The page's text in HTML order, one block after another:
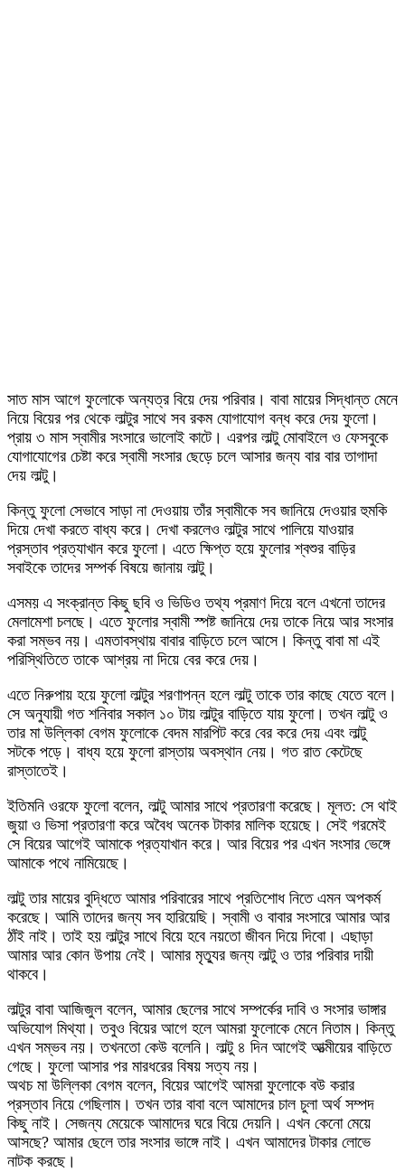
সাত মাস আগে ফুলোকে অন্যত্র বিয়ে দেয় পরিবার। বাবা মায়ের সিদ্ধান্ত মেনে
নিয়ে বিয়ের পর থেকে লাল্টুর সাথে সব রকম যোগাযোগ বন্ধ করে দেয় ফুলো।
প্রায় ৩ মাস স্বামীর সংসারে ভালোই কাটে। এরপর লাল্টু মোবাইলে ও ফেসবুকে
যোগাযোগের চেষ্টা করে স্বামী সংসার ছেড়ে চলে আসার জন্য বার বার তাগাদা
দেয় লাল্টু।
কিন্তু ফুলো সেভাবে সাড়া না দেওয়ায় তাঁর স্বামীকে সব জানিয়ে দেওয়ার হুমকি
দিয়ে দেখা করতে বাধ্য করে। দেখা করলেও লাল্টুর সাথে পালিয়ে যাওয়ার
প্রস্তাব প্রত্যাখান করে ফুলো। এতে ক্ষিপ্ত হয়ে ফুলোর শ্বশুর বাড়ির
সবাইকে তাদের সম্পর্ক বিষয়ে জানায় লাল্টু।
এসময় এ সংক্রান্ত কিছু ছবি ও ভিডিও তথ্য প্রমাণ দিয়ে বলে এখনো তাদের
মেলামেশা চলছে। এতে ফুলোর স্বামী স্পষ্ট জানিয়ে দেয় তাকে নিয়ে আর সংসার
করা সম্ভব নয়। এমতাবস্থায় বাবার বাড়িতে চলে আসে। কিন্তু বাবা মা এই
পরিস্থিতিতে তাকে আশ্রয় না দিয়ে বের করে দেয়।
এতে নিরুপায় হয়ে ফুলো লাল্টুর শরণাপন্ন হলে লাল্টু তাকে তার কাছে যেতে বলে।
সে অনুযায়ী গত শনিবার সকাল ১০ টায় লাল্টুর বাড়িতে যায় ফুলো। তখন লাল্টু ও
তার মা উল্লিকা বেগম ফুলোকে বেদম মারপিট করে বের করে দেয় এবং লাল্টু
সটকে পড়ে। বাধ্য হয়ে ফুলো রাস্তায় অবস্থান নেয়। গত রাত কেটেছে
রাস্তাতেই।
ইতিমনি ওরফে ফুলো বলেন, লাল্টু আমার সাথে প্রতারণা করেছে। মূলত: সে থাই
জুয়া ও ভিসা প্রতারণা করে অবৈধ অনেক টাকার মালিক হয়েছে। সেই গরমেই
সে বিয়ের আগেই আমাকে প্রত্যাখান করে। আর বিয়ের পর এখন সংসার ভেঙ্গে
আমাকে পথে নামিয়েছে।
লাল্টু তার মায়ের বুদ্ধিতে আমার পরিবারের সাথে প্রতিশোধ নিতে এমন অপকর্ম
করেছে। আমি তাদের জন্য সব হারিয়েছি। স্বামী ও বাবার সংসারে আমার আর
ঠাঁই নাই। তাই হয় লাল্টুর সাথে বিয়ে হবে নয়তো জীবন দিয়ে দিবো। এছাড়া
আমার আর কোন উপায় নেই। আমার মৃত্যুর জন্য লাল্টু ও তার পরিবার দায়ী
থাকবে।
লাল্টুর বাবা আজিজুল বলেন, আমার ছেলের সাথে সম্পর্কের দাবি ও সংসার ভাঙ্গার
অভিযোগ মিথ্যা। তবুও বিয়ের আগে হলে আমরা ফুলোকে মেনে নিতাম। কিন্তু
এখন সম্ভব নয়। তখনতো কেউ বলেনি। লাল্টু ৪ দিন আগেই আত্মীয়ের বাড়িতে
গেছে। ফুলো আসার পর মারধরের বিষয় সত্য নয়।
অথচ মা উল্লিকা বেগম বলেন, বিয়ের আগেই আমরা ফুলোকে বউ করার
প্রস্তাব নিয়ে গেছিলাম। তখন তার বাবা বলে আমাদের চাল চুলা অর্থ সম্পদ
কিছু নাই। সেজন্য মেয়েকে আমাদের ঘরে বিয়ে দেয়নি। এখন কেনো মেয়ে
আসছে? আমার ছেলে তার সংসার ভাঙ্গে নাই। এখন আমাদের টাকার লোভে
নাটক করছে।